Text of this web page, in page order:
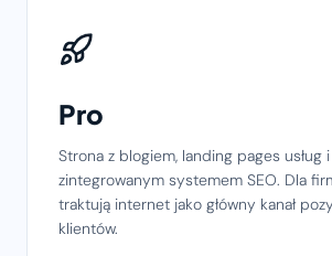
Pro
Strona z blogiem, landing pages usług i
zintegrowanym systemem SEO. Dla
traktują internet jako główny kanał
klientów.